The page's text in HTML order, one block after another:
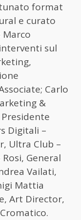
format
e curato
Marco
sul
Carlo
&
Digitali –
Ultra Club –
General
Vailati,
Mattia
Art Director,